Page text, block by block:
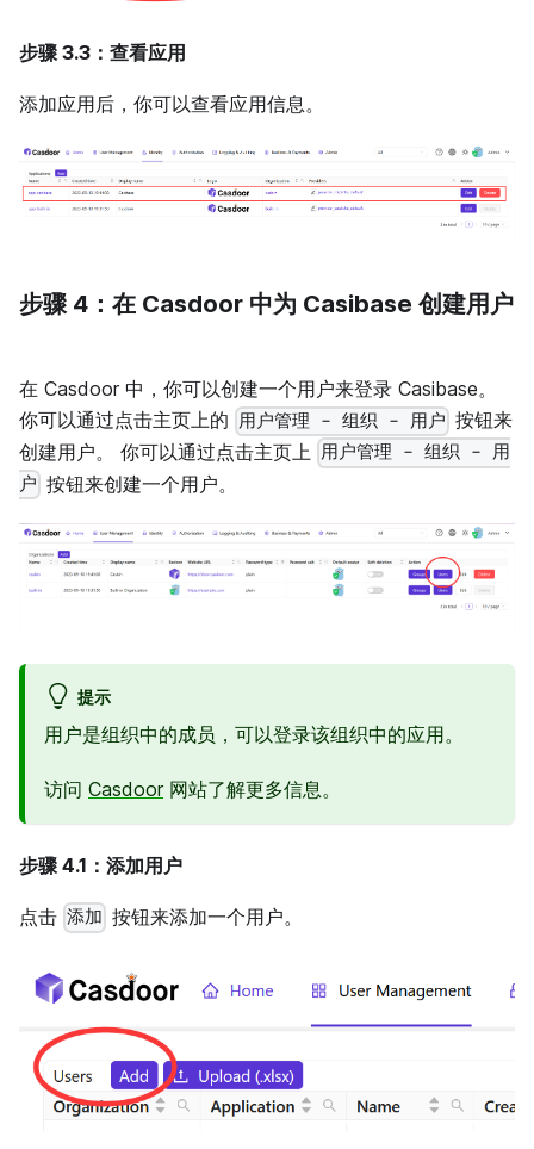
步骤 3.3：查看应用
添加应用后，你可以查看应用信息。
步骤 4：在 Casdoor 中为 Casibase 创建用户
在 Casdoor 中，你可以创建一个用户来登录 Casibase。
你可以通过点击主页上的 用户管理 - 组织 - 用户 按钮来
创建用户。 你可以通过点击主页上 用户管理 - 组织 - 用
户 按钮来创建一个用户。
提示
用户是组织中的成员，可以登录该组织中的应用。
访问 Casdoor网站了解更多信息。
步骤 4.1：添加用户
点击 添加 按钮来添加一个用户。